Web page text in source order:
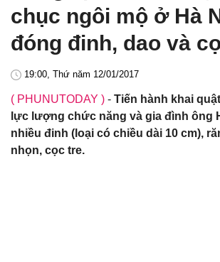
chục ngôi mộ ở Hà
đóng đinh, dao và
19:00, Thứ năm 12/01/2017
( PHUNUTODAY ) - Tiến hành khai
lực lượng chức năng và gia đình ông
nhiều đinh (loại có chiều dài 10 cm),
nhọn, cọc tre.